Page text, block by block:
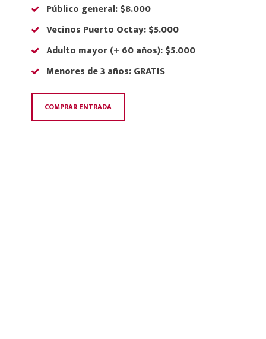
Público general: $8.000
Vecinos Puerto Octay: $5.000
Adulto mayor (+ 60 años): $5.000
Menores de 3 años: GRATIS
COMPRAR ENTRADA